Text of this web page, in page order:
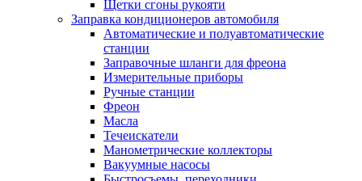
Щетки сгоны рукояти
Заправка кондиционеров автомобиля
Автоматические и полуавтоматические
станции
Заправочные шланги для фреона
Измерительные приборы
Ручные станции
Фреон
Масла
Течеискатели
Манометрические коллекторы
Вакуумные насосы